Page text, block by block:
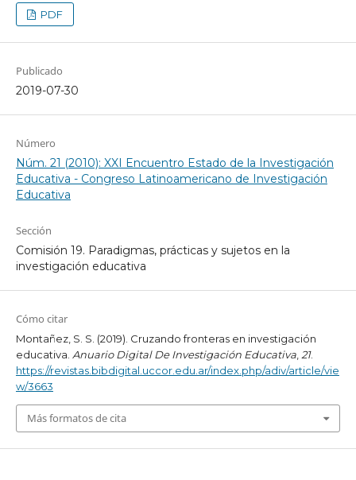
PDF
Publicado
2019-07-30
Número
Núm. 21 (2010): XXI Encuentro Estado de la Investigación
Educativa - Congreso Latinoamericano de Investigación
Educativa
Sección
Comisión 19. Paradigmas, prácticas y sujetos en la
investigación educativa
Cómo citar
Montañez, S. S. (2019). Cruzando fronteras en investigación
educativa. Anuario Digital De Investigación Educativa, 21.
https://revistas.bibdigital.uccor.edu.ar/index.php/adiv/article/vie
w/3663
Más formatos de cita